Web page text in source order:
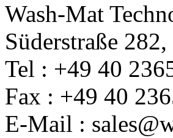
Wash-Mat
Süderstraße
Tel : +49 40
Fax : +49 40
E-Mail :